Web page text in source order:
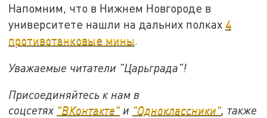
Напомним, что в Нижнем Новгороде в
университете нашли на дальних полках 4
противотанковые мины.
Уважаемые читатели "Царьграда"!
Присоединяйтесь к нам в
соцсетях "ВКонтакте" и "Одноклассники", также